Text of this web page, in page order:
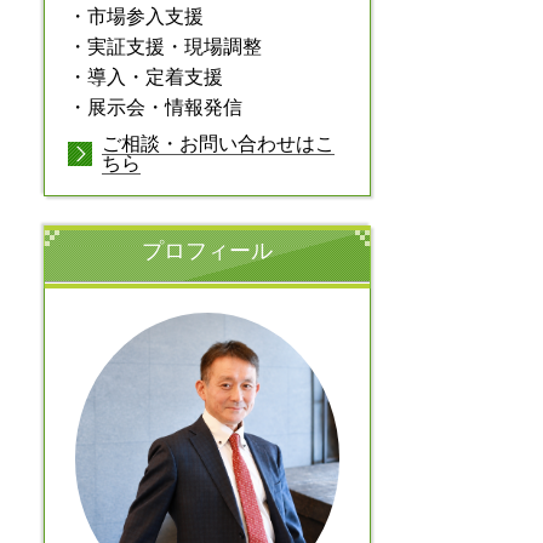
・市場参入支援
・実証支援・現場調整
・導入・定着支援
・展示会・情報発信
ご相談・お問い合わせはこ
ちら
プロフィール